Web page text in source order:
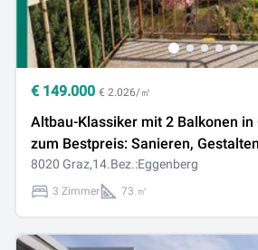
€ 149.000 € 2.026/㎡
Altbau-Klassiker mit 2 Balkonen in
zum Bestpreis: Sanieren,
8020 Graz,14.Bez.:Eggenberg
3 Zimmer 73 ㎡